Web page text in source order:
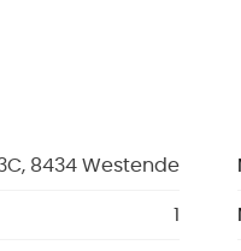
8434 Westende
1